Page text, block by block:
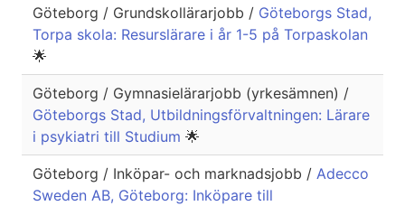
Göteborg / Grundskollärarjobb / Göteborgs Stad,
Torpa skola: Resurslärare i år 1-5 på Torpaskolan
🌟
Göteborg / Gymnasielärarjobb (yrkesämnen) /
Göteborgs Stad, Utbildningsförvaltningen: Lärare
i psykiatri till Studium 🌟
Göteborg / Inköpar- och marknadsjobb / Adecco
Sweden AB, Göteborg: Inköpare till